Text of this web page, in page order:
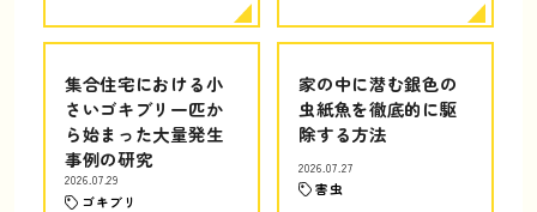
集合住宅における小
さいゴキブリ一匹か
ら始まった大量発生
事例の研究
2026.07.29
ゴキブリ
家の中に潜む銀色の
虫紙魚を徹底的に駆
除する方法
2026.07.27
害虫